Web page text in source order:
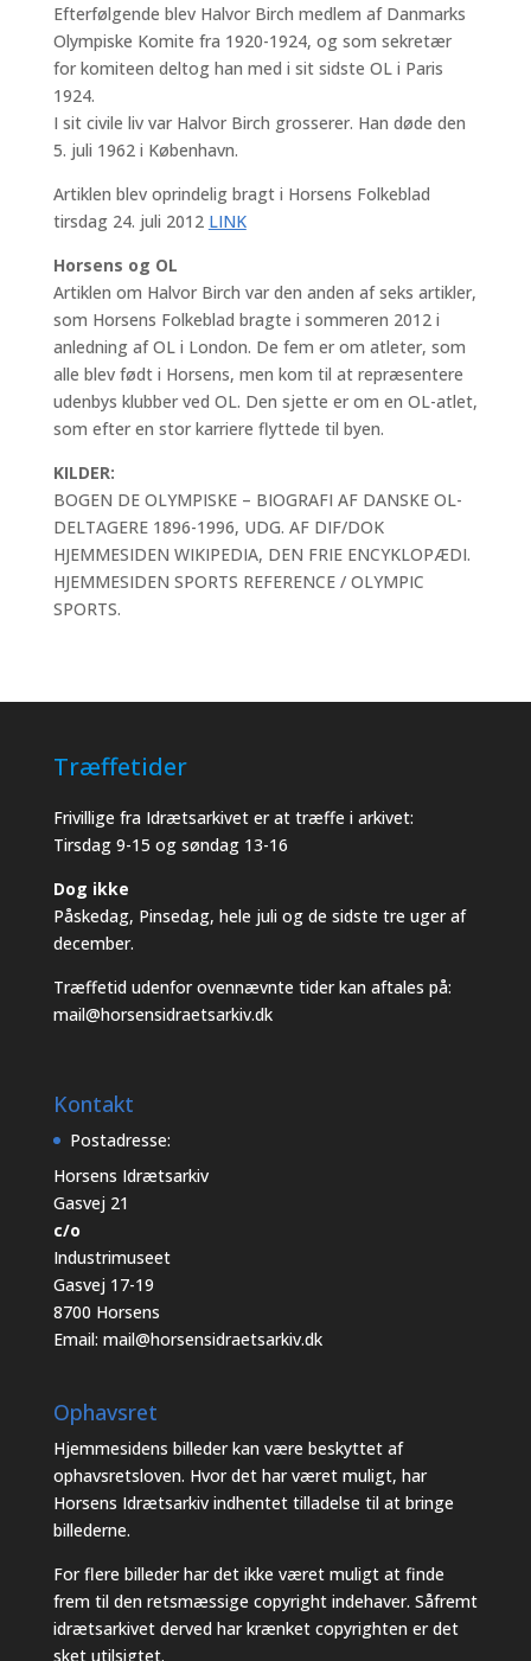
Efterfølgende blev Halvor Birch medlem af Danmarks
Olympiske Komite fra 1920-1924, og som sekretær
for komiteen deltog han med i sit sidste OL i Paris
1924.
I sit civile liv var Halvor Birch grosserer. Han døde den
5. juli 1962 i København.
Artiklen blev oprindelig bragt i Horsens Folkeblad
tirsdag 24. juli 2012 LINK
Horsens og OL
Artiklen om Halvor Birch var den anden af seks artikler,
som Horsens Folkeblad bragte i sommeren 2012 i
anledning af OL i London. De fem er om atleter, som
alle blev født i Horsens, men kom til at repræsentere
udenbys klubber ved OL. Den sjette er om en OL-atlet,
som efter en stor karriere flyttede til byen.
KILDER:
BOGEN DE OLYMPISKE – BIOGRAFI AF DANSKE OL-
DELTAGERE 1896-1996, UDG. AF DIF/DOK
HJEMMESIDEN WIKIPEDIA, DEN FRIE ENCYKLOPÆDI.
HJEMMESIDEN SPORTS REFERENCE / OLYMPIC
SPORTS.
Træffetider
Frivillige fra Idrætsarkivet er at træffe i arkivet:
Tirsdag 9-15 og søndag 13-16
Dog ikke
Påskedag, Pinsedag, hele juli og de sidste tre uger af
december.
Træffetid udenfor ovennævnte tider kan aftales på:
mail@horsensidraetsarkiv.dk
Kontakt
Postadresse:
Horsens Idrætsarkiv
Gasvej 21
c/o
Industrimuseet
Gasvej 17-19
8700 Horsens
Email: mail@horsensidraetsarkiv.dk
Ophavsret
Hjemmesidens billeder kan være beskyttet af
ophavsretsloven. Hvor det har været muligt, har
Horsens Idrætsarkiv indhentet tilladelse til at bringe
billederne.
For flere billeder har det ikke været muligt at finde
frem til den retsmæssige copyright indehaver. Såfremt
idrætsarkivet derved har krænket copyrighten er det
sket utilsigtet.